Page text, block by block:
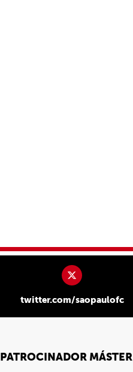
twitter.com/saopaulofc
PATROCINADOR MÁSTER